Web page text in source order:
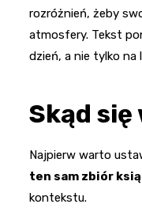
rozróżnień, żeby
atmosfery. Tekst
dzień, a nie tylko na
Skąd się
Najpierw warto
ten sam zbiór
kontekstu.